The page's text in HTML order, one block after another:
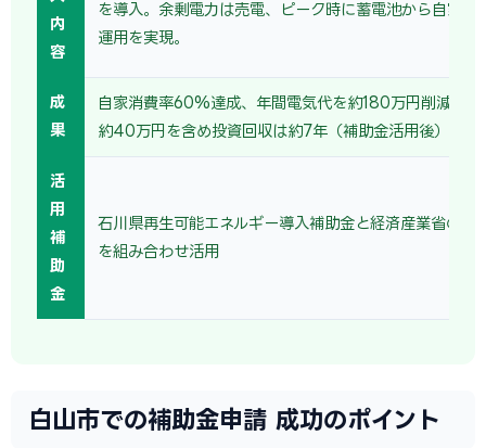
内
容
を導入。余剰電力は売電、ピーク時に蓄電池から自家消
運用を実現。
成
果
自家消費率60%達成、年間電気代を約180万円削減。売
約40万円を含め投資回収は約7年（補助金活用後）。
活
用
補
助
金
石川県再生可能エネルギー導入補助金と経済産業省の省
を組み合わせ活用
白山市での補助金申請 成功のポイント